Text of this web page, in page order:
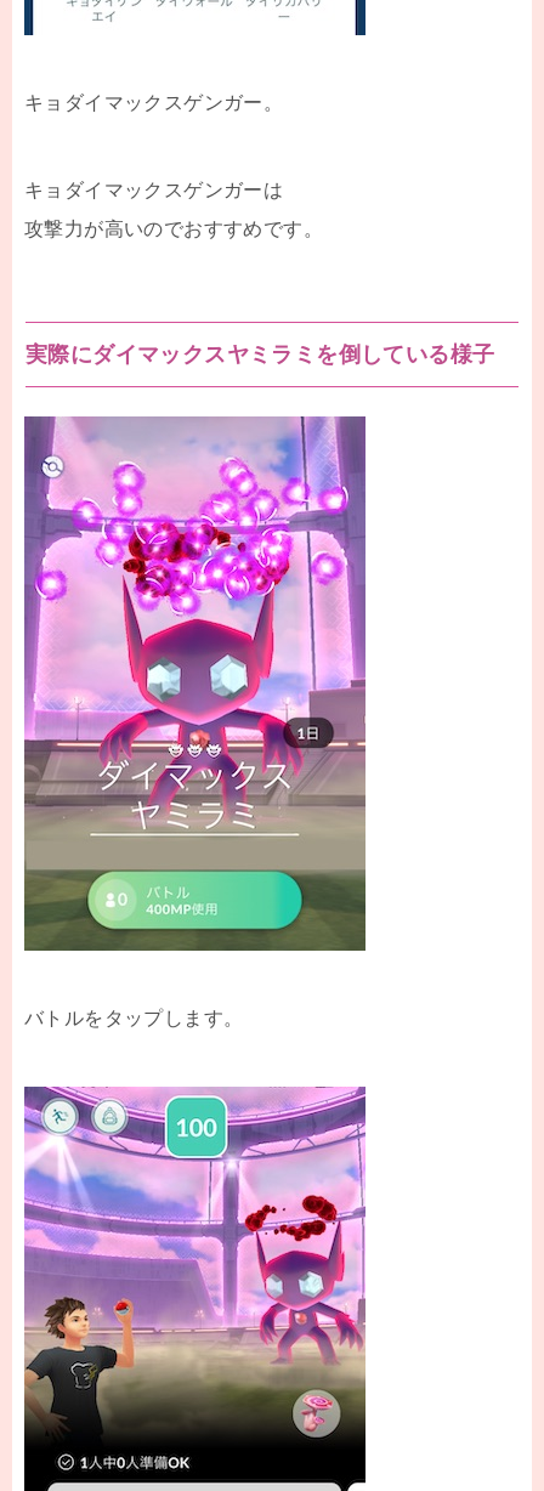
キョダイマックスゲンガー。
キョダイマックスゲンガーは
攻撃力が高いのでおすすめです。
実際にダイマックスヤミラミを倒している様子
バトルをタップします。